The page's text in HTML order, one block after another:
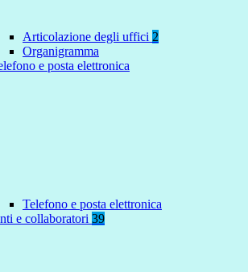
Articolazione degli uffici 2
Organigramma
e posta elettronica
Telefono e posta elettronica
e collaboratori 39